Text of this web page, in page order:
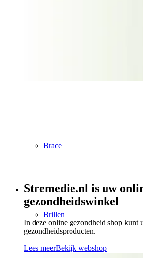
Brace
Brillen
Stremedie.nl is uw
gezondheidswinkel
In deze online gezondheid shop kunt
gezondheidsproducten.
Lees meerBekijk webshop